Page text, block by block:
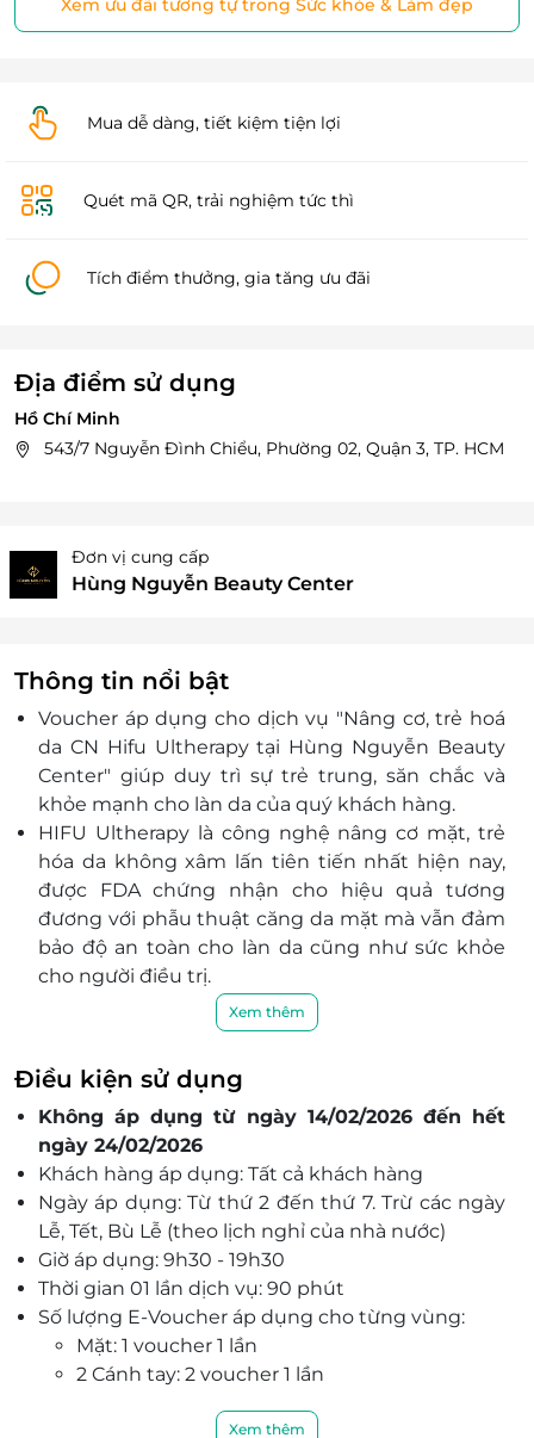
Xem ưu đãi tương tự trong Sức khỏe & Làm đẹp
Mua dễ dàng, tiết kiệm tiện lợi
Quét mã QR, trải nghiệm tức thì
Tích điểm thưởng, gia tăng ưu đãi
Địa điểm sử dụng
Hồ Chí Minh
543/7 Nguyễn Đình Chiểu, Phường 02, Quận 3, TP. HCM
Đơn vị cung cấp
Hùng Nguyễn Beauty Center
Thông tin nổi bật
Voucher áp dụng cho dịch vụ "Nâng cơ, trẻ hoá
da CN Hifu Ultherapy tại Hùng Nguyễn Beauty
Center" giúp duy trì sự trẻ trung, săn chắc và
khỏe mạnh cho làn da của quý khách hàng.
HIFU Ultherapy là công nghệ nâng cơ mặt, trẻ
hóa da không xâm lấn tiên tiến nhất hiện nay,
được FDA chứng nhận chohiệu quảtương
đương với phẫu thuật căng da mặt mà vẫn đảm
bảo độ an toàn cho làn da cũng như sức khỏe
cho người điều trị.
Đội ngũ nhân viên được đào tạo bài bản và
Spa sở hữu không gian sang trọng, hiện đại, đầy
đủ tiện nghi, Hùng Nguyễn Beauty Center hứa
hẹn mang đến cho quý khách hàng sự hài lòng
khi trải nghiệm dịch vụ.
Xem thêm
Điều kiện sử dụng
Không áp dụng từ ngày 14/02/2026 đến hết
ngày 24/02/2026
Khách hàng áp dụng: Tất cả khách hàng
Ngày áp dụng: Từ thứ 2 đến thứ 7. Trừ các ngày
Lễ, Tết, Bù Lễ (theo lịch nghỉ của nhà nước)
Giờ áp dụng: 9h30 - 19h30
Thời gian 01 lần dịch vụ: 90 phút
Số lượng E-Voucher áp dụng cho từng vùng:
Mặt: 1 voucher 1 lần
2 Cánh tay: 2 voucher 1 lần
Xem thêm